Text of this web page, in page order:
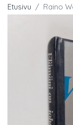
Etusivu Raino